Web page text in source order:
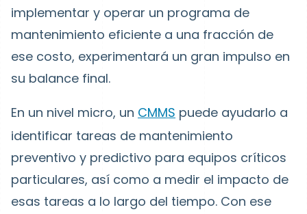
implementar y operar un programa de
mantenimiento eficiente a una fracción de
ese costo, experimentará un gran impulso en
su balance final.
En un nivel micro, un CMMS puede ayudarlo a
identificar tareas de mantenimiento
preventivo y predictivo para equipos críticos
particulares, así como a medir el impacto de
esas tareas a lo largo del tiempo. Con ese